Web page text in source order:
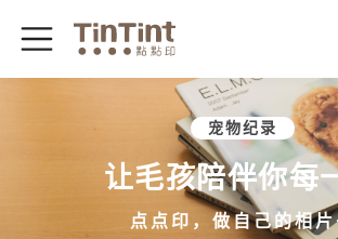
宠物纪录
让毛孩陪伴你每
点点印，做自己的相